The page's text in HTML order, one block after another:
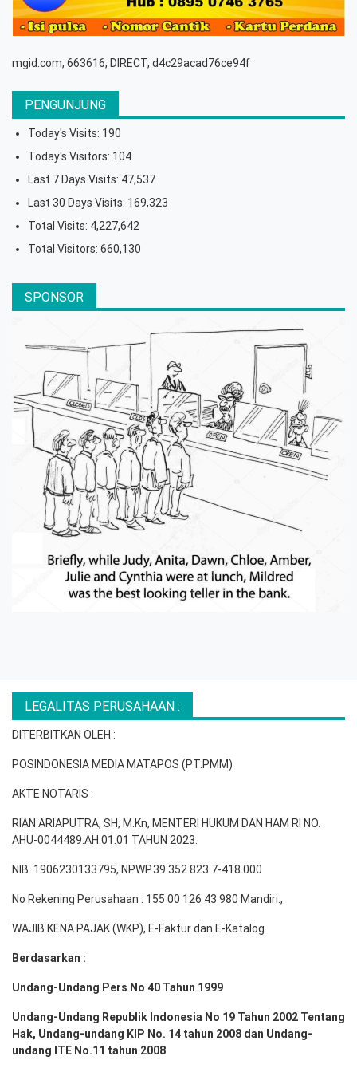
mgid.com, 663616, DIRECT, d4c29acad76ce94f
PENGUNJUNG
Today's Visits: 190
Today's Visitors: 104
Last 7 Days Visits: 47,537
Last 30 Days Visits: 169,323
Total Visits: 4,227,642
Total Visitors: 660,130
SPONSOR
LEGALITAS PERUSAHAAN :
DITERBITKAN OLEH :
POSINDONESIA MEDIA MATAPOS (PT.PMM)
AKTE NOTARIS :
RIAN ARIAPUTRA, SH, M.Kn, MENTERI HUKUM DAN HAM RI NO.
AHU-0044489.AH.01.01 TAHUN 2023.
NIB. 1906230133795, NPWP.39.352.823.7-418.000
No Rekening Perusahaan : 155 00 126 43 980 Mandiri.,
WAJIB KENA PAJAK (WKP), E-Faktur dan E-Katalog
Berdasarkan :
Undang-Undang Pers No 40 Tahun 1999
Undang-Undang Republik Indonesia No 19 Tahun 2002 Tentang
Hak, Undang-undang KIP No. 14 tahun 2008 dan Undang-
undang ITE No.11 tahun 2008